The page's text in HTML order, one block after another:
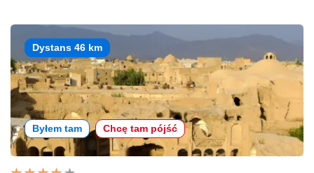
Dystans 46 km
Byłem tam Chcę tam pójść